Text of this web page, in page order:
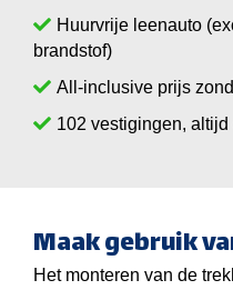
Huurvrije leenauto
brandstof)
All-inclusive prijs
vestigingen,
Maak gebruik
Het monteren van de